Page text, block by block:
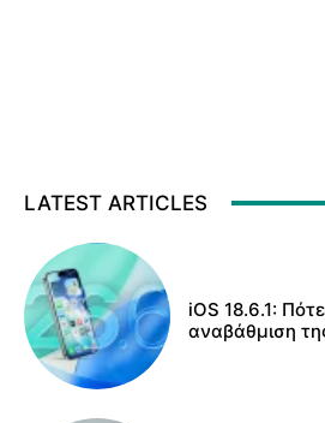
LATEST ARTICLES
iOS 18.6.1:
αναβάθμιση